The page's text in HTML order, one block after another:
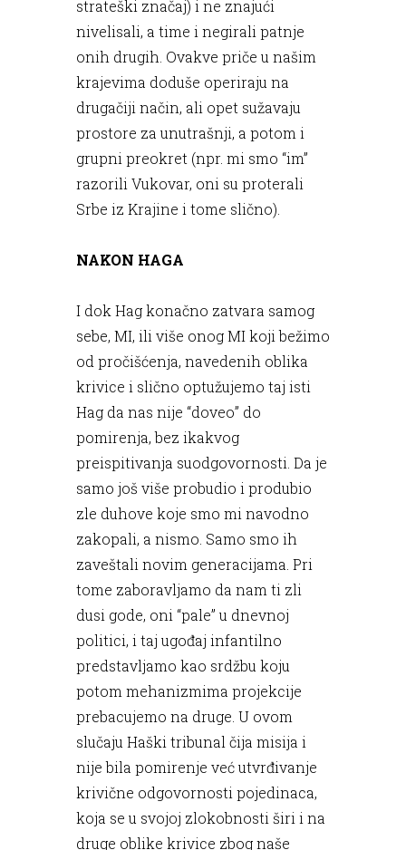
strateški značaj) i ne znajući
nivelisali, a time i negirali patnje
onih drugih. Ovakve priče u našim
krajevima doduše operiraju na
drugačiji način, ali opet sužavaju
prostore za unutrašnji, a potom i
grupni preokret (npr. mi smo “im”
razorili Vukovar, oni su proterali
Srbe iz Krajine i tome slično).
NAKON HAGA
I dok Hag konačno zatvara samog
sebe, MI, ili više onog MI koji bežimo
od pročišćenja, navedenih oblika
krivice i slično optužujemo taj isti
Hag da nas nije “doveo” do
pomirenja, bez ikakvog
preispitivanja suodgovornosti. Da je
samo još više probudio i produbio
zle duhove koje smo mi navodno
zakopali, a nismo. Samo smo ih
zaveštali novim generacijama. Pri
tome zaboravljamo da nam ti zli
dusi gode, oni “pale” u dnevnoj
politici, i taj ugođaj infantilno
predstavljamo kao srdžbu koju
potom mehanizmima projekcije
prebacujemo na druge. U ovom
slučaju Haški tribunal čija misija i
nije bila pomirenje već utvrđivanje
krivične odgovornosti pojedinaca,
koja se u svojoj zlokobnosti širi i na
druge oblike krivice zbog naše